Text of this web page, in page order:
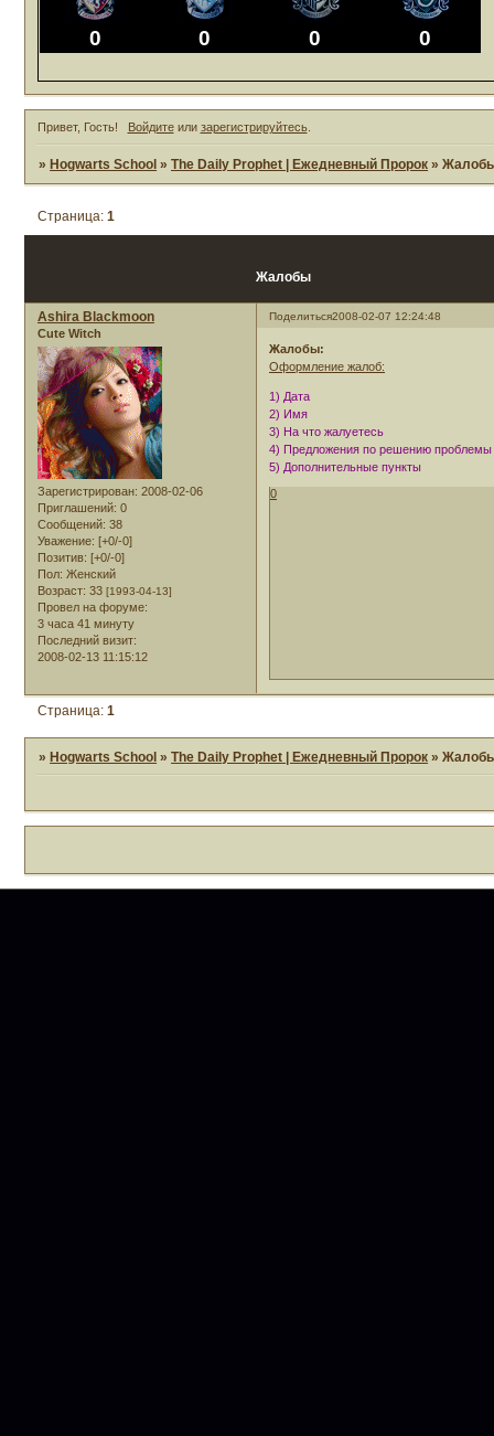
0 0 0 0
Привет, Гость! Войдитеили зарегистрируйтесь.
»Hogwarts School »The Daily Prophet | Ежедневный Пророк »
Жалобы
Страница:1
Поделиться2008-02-07 12:24:48
Ashira Blackmoon
Cute Witch
Зарегистрирован: 2008-02-06
Приглашений: 0
Сообщений: 38
Уважение: [+0/-0]
Позитив: [+0/-0]
Пол: Женский
Возраст: 33 [1993-04-13]
Провел на форуме:
3 часа 41 минуту
Последний визит:
2008-02-13 11:15:12
Жалобы:
Оформление жалоб:
1) Дата
2) Имя
3) На что жалуетесь
4) Предложения по решению проблемы
5) Дополнительные пункты
0
Страница:1
» Hogwarts School »The Daily Prophet | Ежедневный Пророк »